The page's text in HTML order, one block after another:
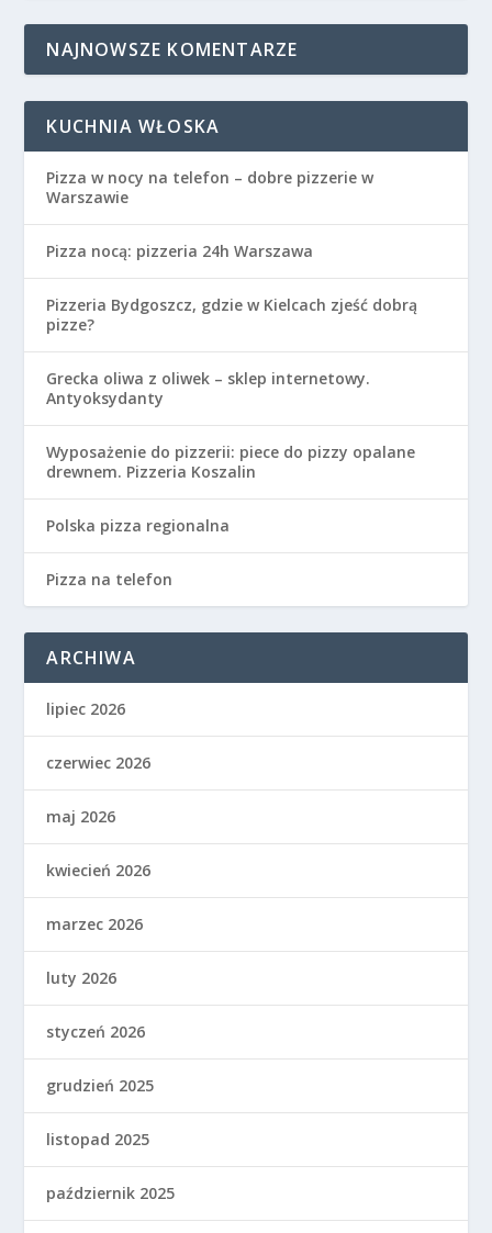
NAJNOWSZE KOMENTARZE
KUCHNIA WŁOSKA
Pizza w nocy na telefon – dobre pizzerie w
Warszawie
Pizza nocą: pizzeria 24h Warszawa
Pizzeria Bydgoszcz, gdzie w Kielcach zjeść dobrą
pizze?
Grecka oliwa z oliwek – sklep internetowy.
Antyoksydanty
Wyposażenie do pizzerii: piece do pizzy opalane
drewnem. Pizzeria Koszalin
Polska pizza regionalna
Pizza na telefon
ARCHIWA
lipiec 2026
czerwiec 2026
maj 2026
kwiecień 2026
marzec 2026
luty 2026
styczeń 2026
grudzień 2025
listopad 2025
październik 2025